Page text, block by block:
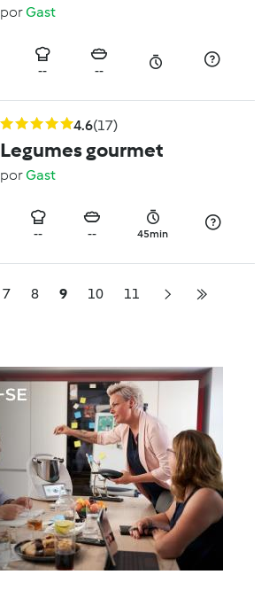
porGast
-- --
4.6(17)
Legumes gourmet
porGast
-- -- 45min
7 8 9 10 11